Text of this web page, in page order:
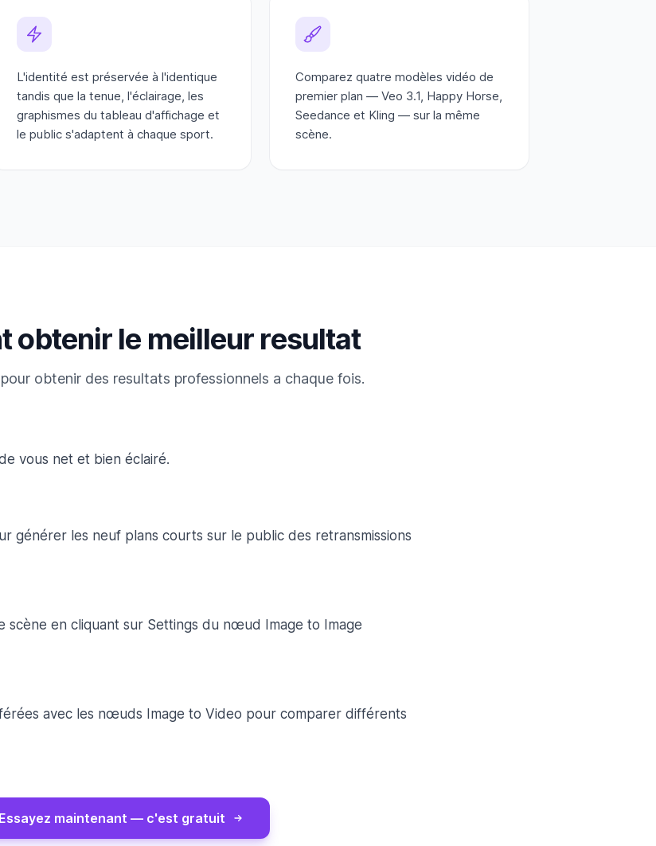
L'identité est préservée à l'identique
tandis que la tenue, l'éclairage, les
graphismes du tableau d'affichage et
le public s'adaptent à chaque sport.
Comparez quatre modèles vidéo de
premier plan — Veo 3.1, Happy Horse,
Seedance et Kling — sur la même
scène.
obtenir le meilleur resultat
obtenir des resultats professionnels a chaque fois.
vous net et bien éclairé.
générer les neuf plans courts sur le public des retransmissions
scène en cliquant sur Settings du nœud Image to Image
avec les nœuds Image to Video pour comparer différents
Essayez maintenant — c'est gratuit